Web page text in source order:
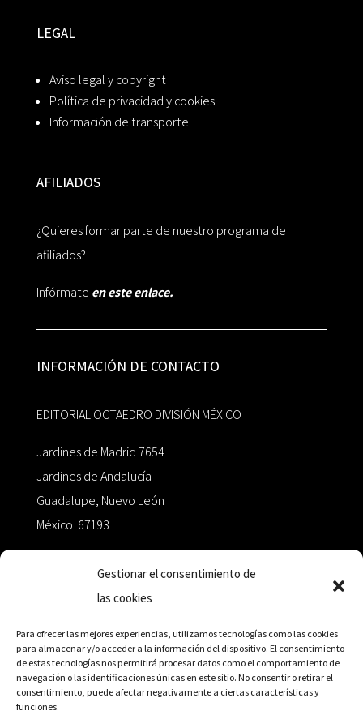
Gestionar el consentimiento de
las cookies
Para ofrecer las mejores experiencias, utilizamos tecnologías como las cookies
para almacenar y/o acceder a la información del dispositivo. El consentimiento
de estas tecnologías nos permitirá procesar datos como el comportamiento de
navegación o las identificaciones únicas en este sitio. No consentir o retirar el
consentimiento, puede afectar negativamente a ciertas características y
funciones.
LEGAL
Aviso legal y copyright
Política de privacidad y cookies
Información de transporte
AFILIADOS
¿Quieres formar parte de nuestro programa de
afiliados?
Infórmate en este enlace.
INFORMACIÓN DE CONTACTO
EDITORIAL OCTAEDRO DIVISIÓN MÉXICO
Jardines de Madrid 7654
Jardines de Andalucía
Guadalupe, Nuevo León
México 67193
+52 811.499.5638
RED DE DISTRIBUCIÓN